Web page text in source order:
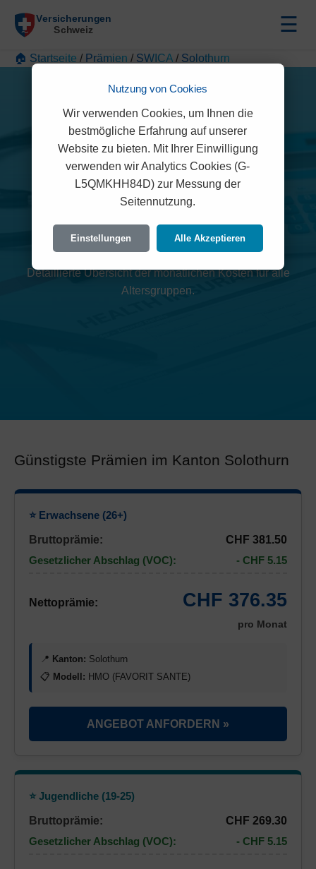
☰
🏠 Startseite / Prämien / SWICA / Solothurn
SWICA Prämien 2026
(Solothurn)
Detaillierte Übersicht der monatlichen Kosten für alle
Altersgruppen.
Günstigste Prämien im Kanton Solothurn
⭐ Erwachsene (26+)
Bruttoprämie:
CHF 381.50
Gesetzlicher Abschlag (VOC):
- CHF 5.15
Nettoprämie: CHF 376.35
pro Monat
📍 Kanton: Solothurn
📋 Modell: HMO (FAVORIT SANTE)
ANGEBOT ANFORDERN »
⭐ Jugendliche (19-25)
Bruttoprämie:
CHF 269.30
Gesetzlicher Abschlag (VOC):
- CHF 5.15
Nutzung von Cookies
Wir verwenden Cookies, um Ihnen die
bestmögliche Erfahrung auf unserer
Website zu bieten. Mit Ihrer Einwilligung
verwenden wir Analytics Cookies (G-
L5QMKHH84D) zur Messung der
Seitennutzung.
Einstellungen Alle Akzeptieren